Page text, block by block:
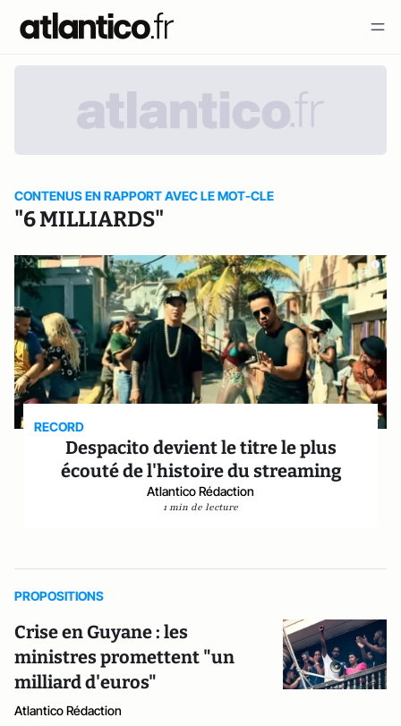
CONTENUS EN RAPPORT AVEC LE MOT-CLE
"6 MILLIARDS"
RECORD
Despacito devient le titre le plus
écouté de l'histoire du streaming
Atlantico Rédaction
1 min de lecture
PROPOSITIONS
Crise en Guyane : les
ministres promettent "un
milliard d'euros"
Atlantico Rédaction